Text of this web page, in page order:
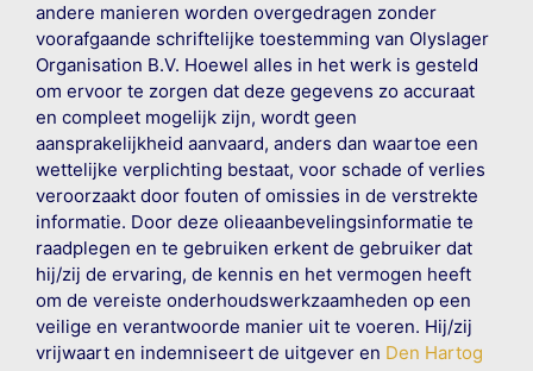
andere manieren worden overgedragen zonder
voorafgaande schriftelijke toestemming van Olyslager
Organisation B.V. Hoewel alles in het werk is gesteld
om ervoor te zorgen dat deze gegevens zo accuraat
en compleet mogelijk zijn, wordt geen
aansprakelijkheid aanvaard, anders dan waartoe een
wettelijke verplichting bestaat, voor schade of verlies
veroorzaakt door fouten of omissies in de verstrekte
informatie. Door deze olieaanbevelingsinformatie te
raadplegen en te gebruiken erkent de gebruiker dat
hij/zij de ervaring, de kennis en het vermogen heeft
om de vereiste onderhoudswerkzaamheden op een
veilige en verantwoorde manier uit te voeren. Hij/zij
vrijwaart en indemniseert de uitgever en Den Hartog